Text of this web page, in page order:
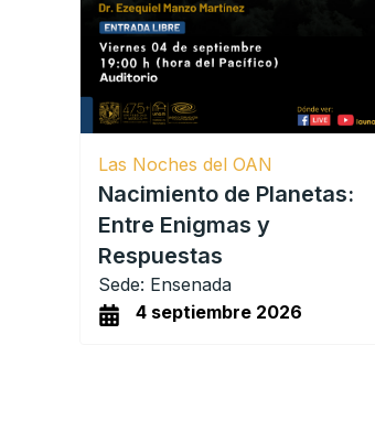
Las Noches del OAN
Nacimiento de Planetas:
Entre Enigmas y
Respuestas
Sede: Ensenada
4 septiembre 2026